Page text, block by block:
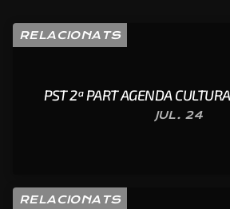
RELACIONATS
PST 2ª PART AGENDA
JUL. 24
RELACIONATS